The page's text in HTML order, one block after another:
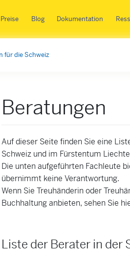
Preise Blog Dokumentation
für die Schweiz
Beratungen
Auf dieser Seite finden Sie eine
Schweiz und im Fürstentum
Die unten aufgeführten Fachleute
übernimmt keine Verantwortung.
Wenn Sie Treuhänderin oder
Buchhaltung anbieten, sehen Sie
Liste der Berater in der